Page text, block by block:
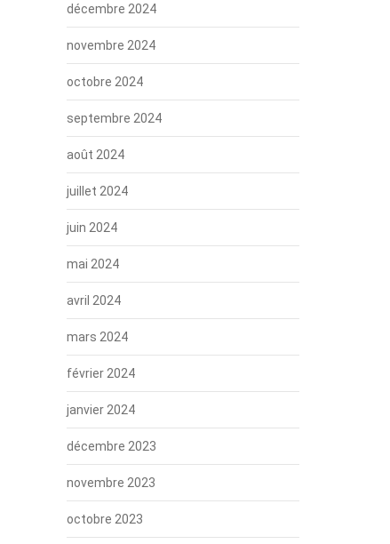
décembre 2024
novembre 2024
octobre 2024
septembre 2024
août 2024
juillet 2024
juin 2024
mai 2024
avril 2024
mars 2024
février 2024
janvier 2024
décembre 2023
novembre 2023
octobre 2023